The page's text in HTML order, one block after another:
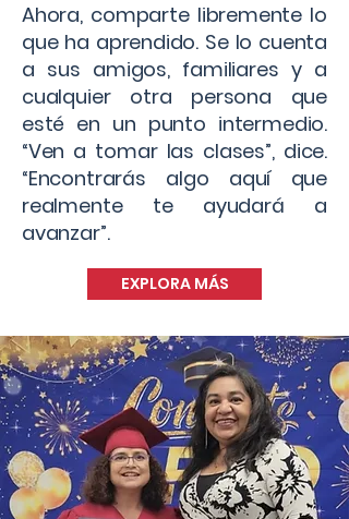
Ahora, comparte libremente lo
que ha aprendido. Se lo cuenta
a sus amigos, familiares y a
cualquier otra persona que
esté en un punto intermedio.
“Ven a tomar las clases”, dice.
“Encontrarás algo aquí que
realmente te ayudará a
avanzar”.
EXPLORA MÁS